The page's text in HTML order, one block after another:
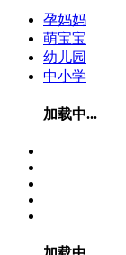
孕妈妈
萌宝宝
幼儿园
中小学
加载中...